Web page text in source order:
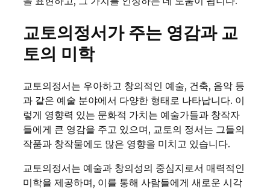
교토의정서가 주는 영감과 교
토의 미학
교토의정서는 우아하고 창의적인 예술, 건축, 음악 등
과 같은 예술 분야에서 다양한 형태로 나타납니다. 이
렇게 영향력 있는 문화적 가치는 예술가들과 창작자
들에게 큰 영감을 주고 있으며, 교토의 정서는 그들의
작품과 창작물에도 많은 영향을 미치고 있습니다.
교토의정서는 예술과 창의성의 중심지로서 매력적인
미학을 제공하며, 이를 통해 사람들에게 새로운 시각